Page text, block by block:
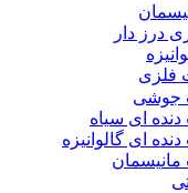
درز دار
فلزی
جوشی
دنده ای سیاه
دنده ای گالوانیزه
مانیسمان